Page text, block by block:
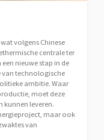
volgens Chinese
centrale ter
nieuwe stap in de
van technologische
ambitie. Waar
moet deze
leveren.
maar ook
van